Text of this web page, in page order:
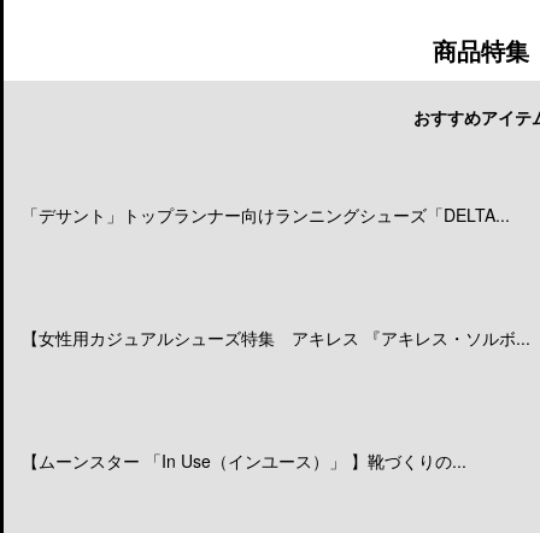
商品特集
おすすめアイテ
「デサント」トップランナー向けランニングシューズ「DELTA...
【女性用カジュアルシューズ特集 アキレス 『アキレス・ソルボ...
【ムーンスター 「In Use（インユース）」 】靴づくりの...